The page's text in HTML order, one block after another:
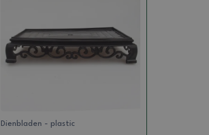
Dienbladen - plastic